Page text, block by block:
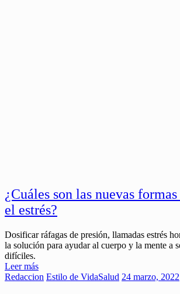
¿Cuáles son las nuevas
el estrés?
Dosificar ráfagas de presión, llamadas estrés
la solución para ayudar al cuerpo y la mente a
difíciles.
Leer más
Redaccion Estilo de VidaSalud 24 marzo, 2022